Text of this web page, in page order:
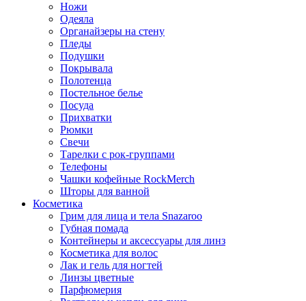
Ножи
Одеяла
Органайзеры на стену
Пледы
Подушки
Покрывала
Полотенца
Постельное белье
Посуда
Прихватки
Рюмки
Свечи
Тарелки с рок-группами
Телефоны
Чашки кофейные RockMerch
Шторы для ванной
Косметика
Грим для лица и тела Snazaroo
Губная помада
Контейнеры и аксессуары для линз
Косметика для волос
Лак и гель для ногтей
Линзы цветные
Парфюмерия